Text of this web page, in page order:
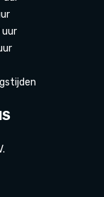
uur